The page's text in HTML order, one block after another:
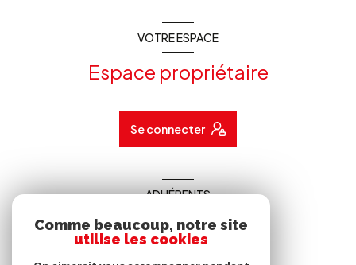
VOTRE ESPACE
Espace propriétaire
Se connecter
ADHÉRENTS
Nous adhérons
Comme beaucoup, notre site
utilise les cookies